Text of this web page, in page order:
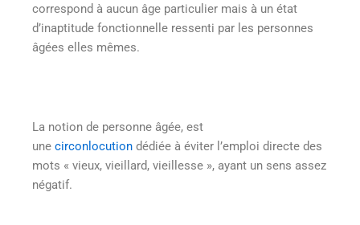
correspond à aucun âge particulier mais à un état
d’inaptitude fonctionnelle ressenti par les personnes
âgées elles mêmes.
La notion de personne âgée, est
une circonlocution dédiée à éviter l’emploi directe des
mots « vieux, vieillard, vieillesse », ayant un sens assez
négatif.